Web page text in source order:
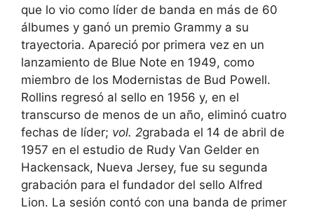
que lo vio como líder de banda en más de 60
álbumes y ganó un premio Grammy a su
trayectoria. Apareció por primera vez en un
lanzamiento de Blue Note en 1949, como
miembro de los Modernistas de Bud Powell.
Rollins regresó al sello en 1956 y, en el
transcurso de menos de un año, eliminó cuatro
fechas de líder; vol. 2grabada el 14 de abril de
1957 en el estudio de Rudy Van Gelder en
Hackensack, Nueva Jersey, fue su segunda
grabación para el fundador del sello Alfred
Lion. La sesión contó con una banda de primer